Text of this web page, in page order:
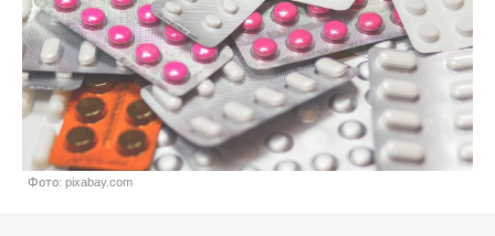
Фото: pixabay.com